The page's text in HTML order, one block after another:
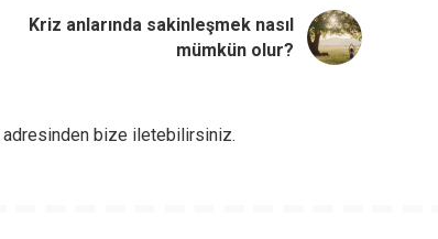
Kriz anlarında sakinleşmek nasıl
mümkün olur?
adresinden bize iletebilirsiniz.